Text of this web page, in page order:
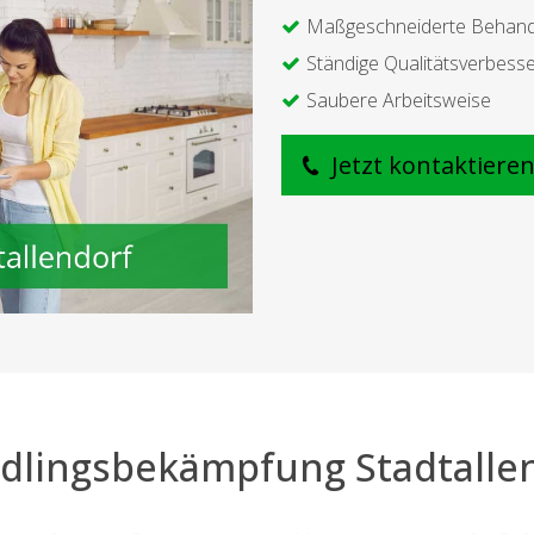
Maßgeschneiderte
Ständige
Saubere Arbeitsweise
Jetzt kontaktieren